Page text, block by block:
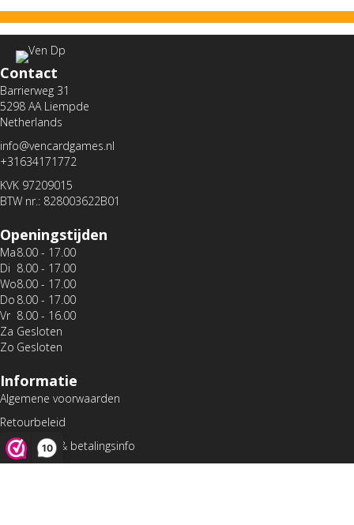
10
Contact
Barrierweg 31
5298 AA Liempde
Netherlands
info@vencardgames.nl
+31634171772
KVK 97209015
BTW nr.: 828003622B01
Openingstijden
Ma
Di
Wo
Do
Vr
Za
Zo
8.00 - 17.00
8.00 - 17.00
8.00 - 17.00
8.00 - 17.00
8.00 - 16.00
Gesloten
Gesloten
Informatie
Algemene voorwaarden
Retourbeleid
Verzending & betalingsinfo